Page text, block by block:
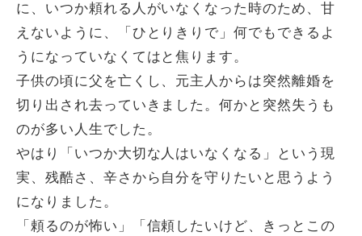
に、いつか頼れる人がいなくなった時のため、甘
えないように、「ひとりきりで」何でもできるよ
うになっていなくてはと焦ります。
子供の頃に父を亡くし、元主人からは突然離婚を
切り出され去っていきました。何かと突然失うも
のが多い人生でした。
やはり「いつか大切な人はいなくなる」という現
実、残酷さ、辛さから自分を守りたいと思うよう
になりました。
「頼るのが怖い」「信頼したいけど、きっとこの